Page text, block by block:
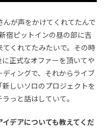
が声をかけてくれてたんで
宿ピットインの昼の部に吉
くれてたみたいで。その時
正式なオファーを頂いてや
ィングで、それからライブ
しいソロのプロジェクトを
っと話はしていて。
デアについても教えてくだ